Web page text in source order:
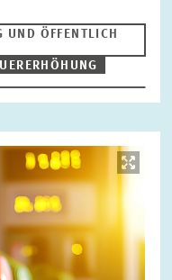
UND ÖFFENTLICH